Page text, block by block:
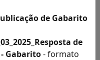
de Gabarito
de
Gabarito- formato